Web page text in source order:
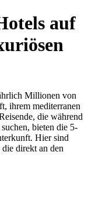
auf
Millionen von
ihrem mediterranen
die während
bieten die 5-
Hier sind
direkt an den